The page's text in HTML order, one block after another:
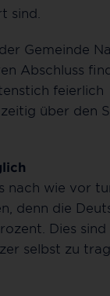
sind.
Gemeinde
Abschluss
feierlich
über den
nach wie vor
denn die
Dies sind
selbst zu